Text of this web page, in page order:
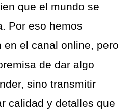
que el mundo se
Por eso hemos
en el canal online, pero
de dar algo
sino transmitir
calidad y detalles que